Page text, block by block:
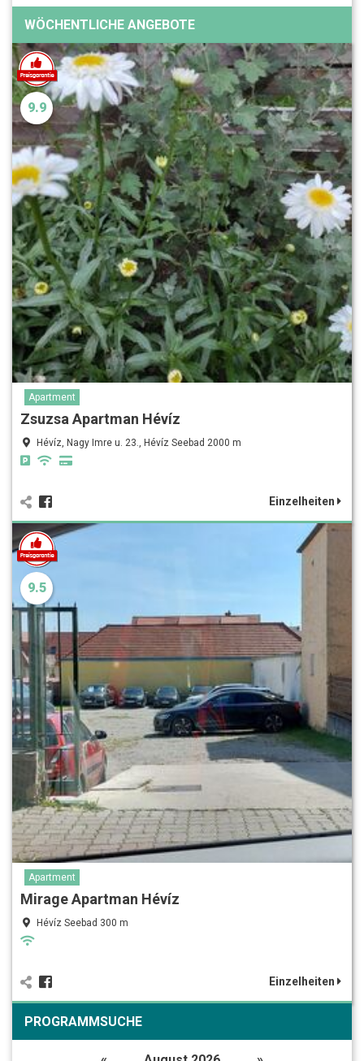
WÖCHENTLICHE ANGEBOTE
9.9
Apartment
Zsuzsa Apartman Hévíz
Hévíz, Nagy Imre u. 23., Hévíz Seebad 2000 m
Einzelheiten
9.5
Apartment
Mirage Apartman Hévíz
Hévíz Seebad 300 m
Einzelheiten
PROGRAMMSUCHE